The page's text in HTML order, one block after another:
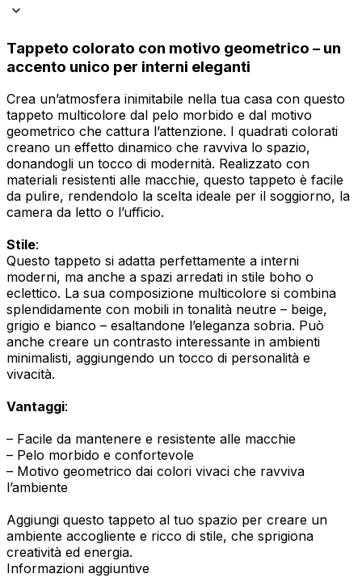
Tappeto colorato con motivo geometrico – un
accento unico per interni eleganti
Crea un’atmosfera inimitabile nella tua casa con questo
tappeto multicolore dal pelo morbido e dal motivo
geometrico che cattura l’attenzione. I quadrati colorati
creano un effetto dinamico che ravviva lo spazio,
donandogli un tocco di modernità. Realizzato con
materiali resistenti alle macchie, questo tappeto è facile
da pulire, rendendolo la scelta ideale per il soggiorno, la
camera da letto o l’ufficio.
Stile:
Questo tappeto si adatta perfettamente a interni
moderni, ma anche a spazi arredati in stile boho o
eclettico. La sua composizione multicolore si combina
splendidamente con mobili in tonalità neutre – beige,
grigio e bianco – esaltandone l’eleganza sobria. Può
anche creare un contrasto interessante in ambienti
minimalisti, aggiungendo un tocco di personalità e
vivacità.
Vantaggi:
– Facile da mantenere e resistente alle macchie
– Pelo morbido e confortevole
– Motivo geometrico dai colori vivaci che ravviva
l’ambiente
Aggiungi questo tappeto al tuo spazio per creare un
ambiente accogliente e ricco di stile, che sprigiona
creatività ed energia.
Informazioni aggiuntive